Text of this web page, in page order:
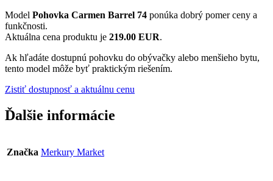
Model Pohovka Carmen Barrel 74 ponúka dobrý pomer ceny a
funkčnosti.
Aktuálna cena produktu je 219.00 EUR.
Ak hľadáte dostupnú pohovku do obývačky alebo menšieho bytu,
tento model môže byť praktickým riešením.
Zistiť dostupnosť a aktuálnu cenu
Ďalšie informácie
Značka Merkury Market